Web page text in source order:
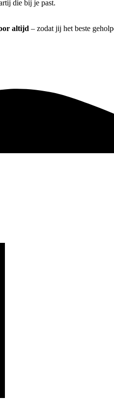
die bij je past.
altijd – zodat jij het beste